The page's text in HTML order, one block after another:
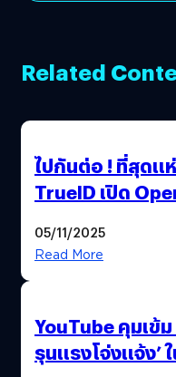
Related
ไปกันต่อ ! ที่สุดแ
TrueID เปิด
Thailand Game
05/11/2025
Read More
YouTube คุมเข้
รุนแรงโจ่งแจ้ง’